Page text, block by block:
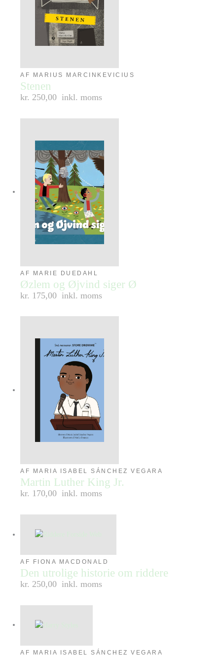
AF MARIUS MARCINKEVICIUS
Stenen
kr. 250,00 inkl. moms
AF MARIE DUEDAHL
Øzlem og Øjvind siger Ø
kr. 175,00 inkl. moms
AF MARIA ISABEL SÁNCHEZ VEGARA
Martin Luther King Jr.
kr. 170,00 inkl. moms
AF FIONA MACDONALD
Den utrolige historie om riddere
kr. 250,00 inkl. moms
AF MARIA ISABEL SÁNCHEZ VEGARA